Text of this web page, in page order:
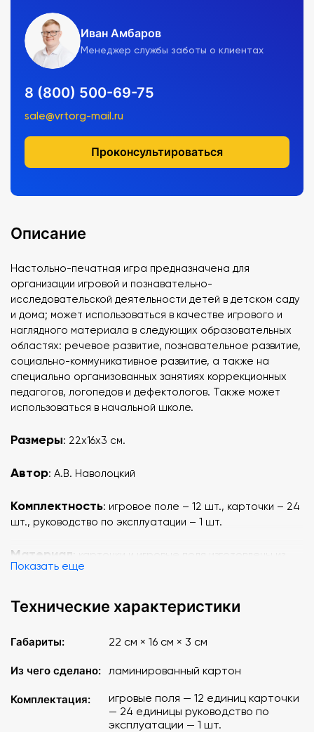
Иван Амбаров
Менеджер службы заботы о клиентах
8 (800) 500-69-75
sale@vrtorg-mail.ru
Проконсультироваться
Описание
Настольно-печатная игра предназначена для
организации игровой и познавательно-
исследовательской деятельности детей в детском саду
и дома; может использоваться в качестве игрового и
наглядного материала в следующих образовательных
областях: речевое развитие, познавательное развитие,
социально-коммуникативное развитие, а также на
специально организованных занятиях коррекционных
педагогов, логопедов и дефектологов. Также может
использоваться в начальной школе.
Размеры: 22х16х3 см.
Автор: А.В. Наволоцкий
Комплектность: игровое поле – 12 шт., карточки – 24
шт., руководство по эксплуатации – 1 шт.
Материал
картона и ламинированы пленкой.
Каждое игровое поле посвящено одной из стран мира.
В левой части планшета дано изображение
для данной страны, в правой – фрагмент карты мира.
Овальный значок, повторяющий флаг страны
расположен на карте мира в том месте, где находится
территория этой страны. В правом нижнем углу
изображен герб страны.
Показать еще
Технические характеристики
Габариты: 22 см × 16 см × 3 см
Из чего сделано: ламинированный картон
Комплектация:
игровые поля — 12 единиц карточки
— 24 единицы руководство по
эксплуатации — 1 шт.